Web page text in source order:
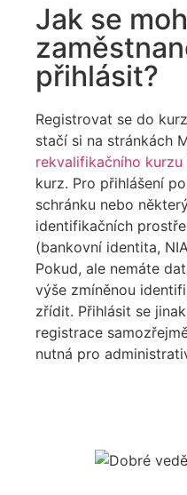
Jak se
přihlásit?
Registrovat se do
stačí si na stránkách
rekvalifikačního kurzu
kurz. Pro přihlášení
schránku nebo
identifikačních
(bankovní identita,
Pokud, ale nemáte
výše zmíněnou
zřídit. Přihlásit se
registrace
nutná pro